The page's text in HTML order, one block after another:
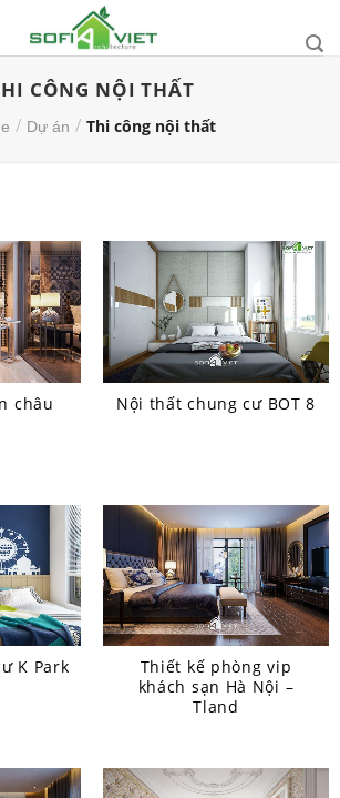
CÔNG NỘI THẤT
/ Dự án / Thi công nội thất
châu
Nội thất chung cư BOT 8
K Park
Thiết kế phòng vip
khách sạn Hà Nội –
Tland